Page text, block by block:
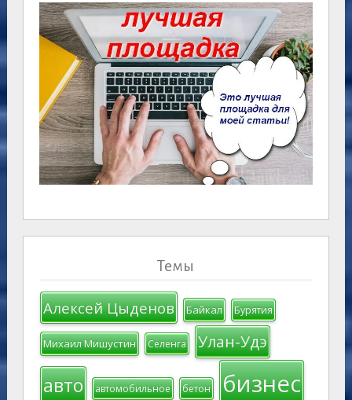
Темы
Алексей Цыденов Байкал Бурятия
Михаил Мишустин Селенга Улан-Удэ
авто автомобильное бетон бизнес